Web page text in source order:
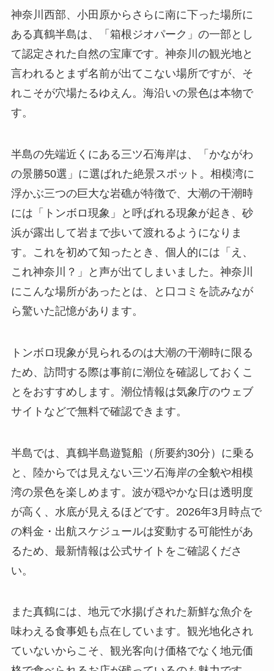
神奈川西部、小田原からさらに南に下った場所に
ある真鶴半島は、「箱根ジオパーク」の一部とし
て認定された自然の宝庫です。神奈川の観光地と
言われるとまず名前が出てこない場所ですが、そ
れこそが穴場たるゆえん。海沿いの景色は本物で
す。
半島の先端近くにある三ツ石海岸は、「かながわ
の景勝50選」に選ばれた絶景スポット。相模湾に
浮かぶ三つの巨大な岩礁が特徴で、大潮の干潮時
には「トンボロ現象」と呼ばれる現象が起き、砂
浜が露出して岩まで歩いて渡れるようになりま
す。これを初めて知ったとき、個人的には「え、
これ神奈川？」と声が出てしまいました。神奈川
にこんな場所があったとは、と口コミを読みなが
ら驚いた記憶があります。
トンボロ現象が見られるのは大潮の干潮時に限る
ため、訪問する際は事前に潮位を確認しておくこ
とをおすすめします。潮位情報は気象庁のウェブ
サイトなどで無料で確認できます。
半島では、真鶴半島遊覧船（所要約30分）に乗る
と、陸からでは見えない三ツ石海岸の全貌や相模
湾の景色を楽しめます。波が穏やかな日は透明度
が高く、水底が見えるほどです。2026年3月時点で
の料金・出航スケジュールは変動する可能性があ
るため、最新情報は公式サイトをご確認くださ
い。
また真鶴には、地元で水揚げされた新鮮な魚介を
味わえる食事処も点在しています。観光地化され
ていないからこそ、観光客向け価格でなく地元価